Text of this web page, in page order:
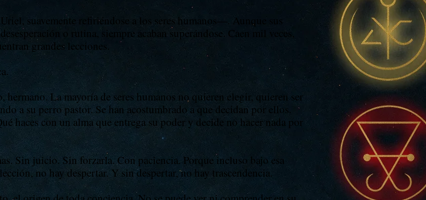
suavemente refiriéndose a los seres humanos—. Aunque sus
o rutina, siempre acaban superándose. Caen mil veces,
grandes lecciones.
La mayoría de seres humanos no quieren elegir, quieren ser
a su perro pastor. Se han acostumbrado a que decidan por ellos.
haces con un alma que entrega su poder y decide no hacer nada por
Sin juicio. Sin forzarla. Con paciencia. Porque incluso bajo esa
no hay despertar. Y sin despertar, no hay trascendencia.